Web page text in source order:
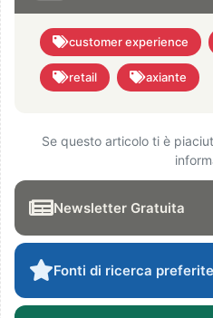
customer experience
retail axiante
Se questo articolo ti è
Newsletter Gratuita
Fonti di ricerca preferite